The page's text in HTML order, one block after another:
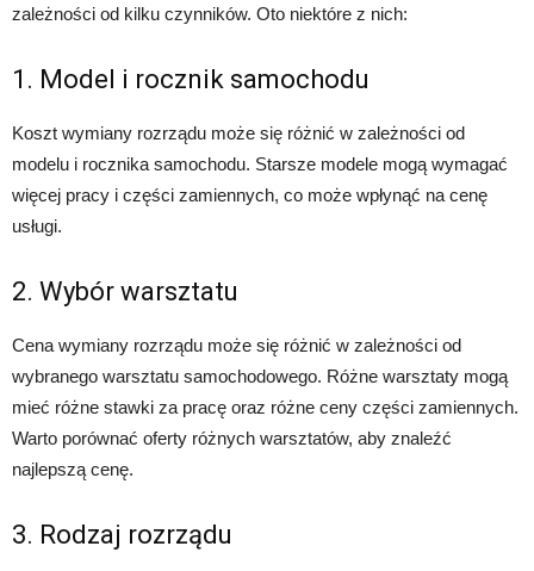
zależności od kilku czynników. Oto niektóre z nich:
1. Model i rocznik samochodu
Koszt wymiany rozrządu może się różnić w zależności od
modelu i rocznika samochodu. Starsze modele mogą wymagać
więcej pracy i części zamiennych, co może wpłynąć na cenę
usługi.
2. Wybór warsztatu
Cena wymiany rozrządu może się różnić w zależności od
wybranego warsztatu samochodowego. Różne warsztaty mogą
mieć różne stawki za pracę oraz różne ceny części zamiennych.
Warto porównać oferty różnych warsztatów, aby znaleźć
najlepszą cenę.
3. Rodzaj rozrządu